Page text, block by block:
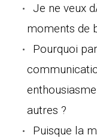
Je ne veux
moments de
Pourquoi
autres ?
Puisque la